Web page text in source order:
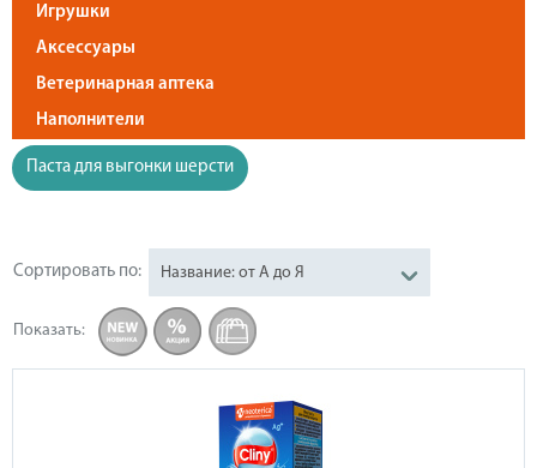
Игрушки
Аксессуары
Ветеринарная аптека
Наполнители
Паста для выгонки шерсти
Сортировать по: Название: от А до Я
Показать: